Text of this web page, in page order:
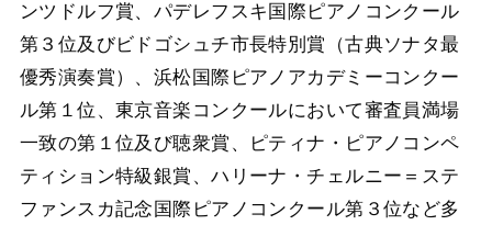
ンツドルフ賞、パデレフスキ国際ピアノコンクール
第３位及びビドゴシュチ市長特別賞（古典ソナタ最
優秀演奏賞）、浜松国際ピアノアカデミーコンクー
ル第１位、東京音楽コンクールにおいて審査員満場
一致の第１位及び聴衆賞、ピティナ・ピアノコンペ
ティション特級銀賞、ハリーナ・チェルニー＝ステ
ファンスカ記念国際ピアノコンクール第３位など多